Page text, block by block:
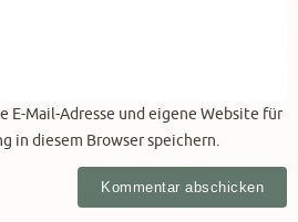
E-Mail-Adresse und eigene Website für
in diesem Browser speichern.